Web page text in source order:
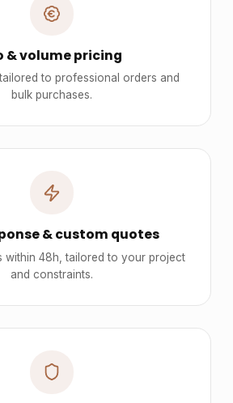
& volume pricing
to professional orders and
bulk purchases.
& custom quotes
within 48h, tailored to your project
and constraints.